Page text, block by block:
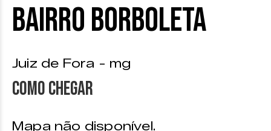
Bairro Borboleta
Juiz de Fora - mg
Como chegar
Mapa não disponível.